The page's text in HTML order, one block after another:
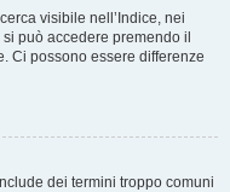
visibile nell’Indice, nei
può accedere premendo il
Ci possono essere differenze
dei termini troppo comuni